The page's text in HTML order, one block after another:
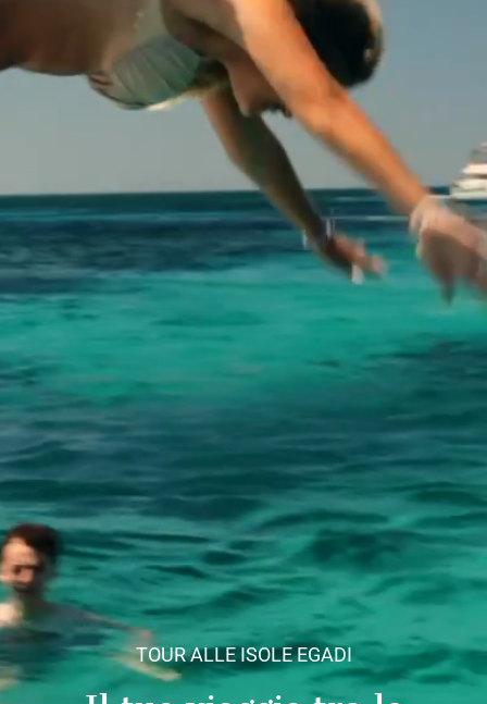
TOUR ALLE ISOLE EGADI